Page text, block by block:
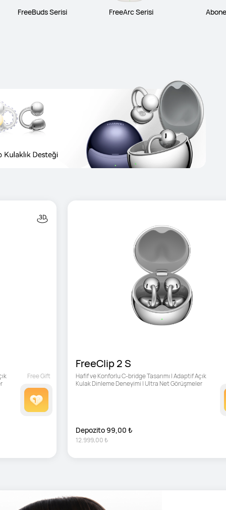
FreeBuds Serisi FreeArc Serisi
Free Gift
FreeClip 2 S
Hafif ve Konforlu C-bridge Tasarımı | Adaptif Açık
Kulak Dinleme Deneyimi | Ultra Net Görüşmeler
Depozito 99,00 ₺
12.999,00 ₺